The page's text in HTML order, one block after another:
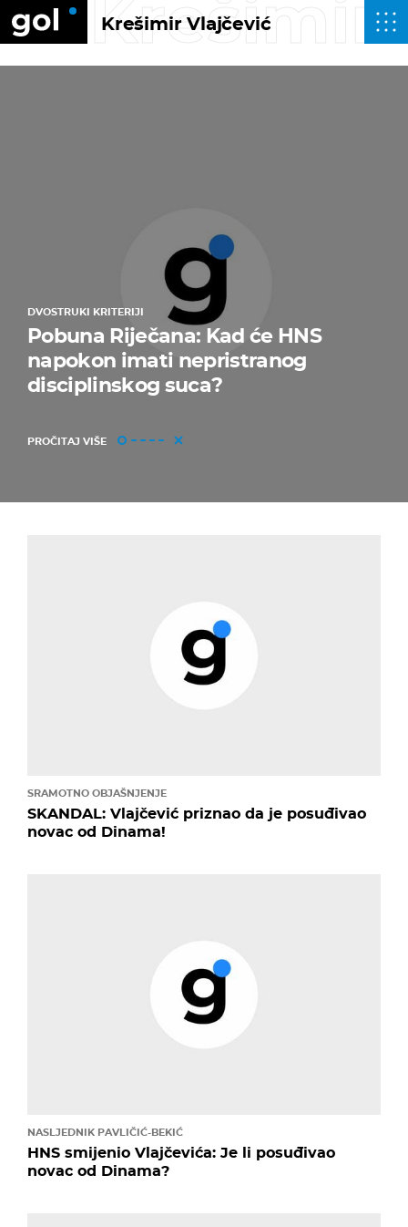
Krešimir Vlajčević
Krešimir
DVOSTRUKI KRITERIJI
Pobuna Riječana: Kad će HNS
napokon imati nepristranog
disciplinskog suca?
PROČITAJ VIŠE
SRAMOTNO OBJAŠNJENJE
SKANDAL: Vlajčević priznao da je posuđivao
novac od Dinama!
NASLJEDNIK PAVLIČIĆ-BEKIĆ
HNS smijenio Vlajčevića: Je li posuđivao
novac od Dinama?